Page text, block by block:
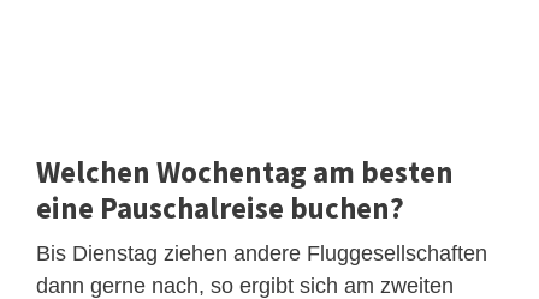
Welchen Wochentag am besten
eine Pauschalreise buchen?
Bis Dienstag ziehen andere Fluggesellschaften
dann gerne nach, so ergibt sich am zweiten